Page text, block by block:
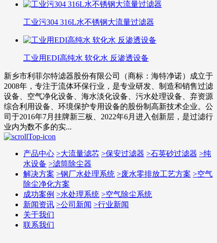
工业污304 316L水不锈钢大流量过滤器
工业用EDI高纯水 软化水 反渗透设备
新乡市利菲尔特滤器股份有限公司（商标：海特净诺）成立于
2008年，专注于流体环保行业，是专业研发、制造和销售过滤
设备、空气净化设备、海水淡化设备、污水处理设备、弃资源
综合利用设备、环境保护专用设备的股份制高新技术企业。公
司于2016年7月挂牌新三板、2022年6月进入创新层，是过滤行
业内为数不多的实...
产品中心 >大流量滤芯 >保安过滤器 >石英砂过滤器 >纯
水设备 >滤筒除尘器
解决方案 >钢厂水处理系统 >废水零排放工艺方案 >空气
除尘净化方案
成功案例 >水处理系统 >空气除尘系统
新闻资讯 >公司新闻 >行业新闻
关于我们
联系我们